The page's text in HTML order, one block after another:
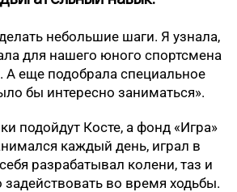
небольшие шаги. Я узнала,
для нашего юного спортсмена
еще подобрала специальное
бы интересно заниматься».
подойдут Косте, а фонд «Игра»
каждый день, играл в
разрабатывал колени, таз и
во время ходьбы.